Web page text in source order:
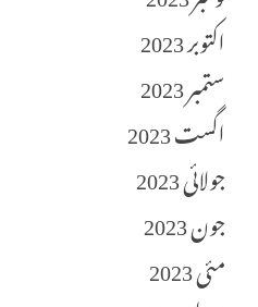
اکتوبر 2023
ستمبر 2023
اگست 2023
جولائی 2023
جون 2023
مئی 2023